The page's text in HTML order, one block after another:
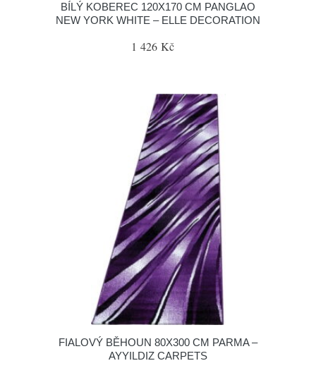
BÍLÝ KOBEREC 120X170 CM PANGLAO
NEW YORK WHITE – ELLE DECORATION
1 426 Kč
FIALOVÝ BĚHOUN 80X300 CM PARMA –
AYYILDIZ CARPETS